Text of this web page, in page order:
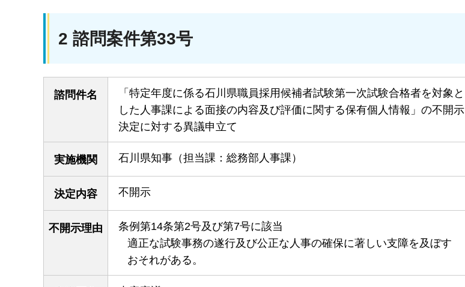
2 諮問案件第33号
諮問件名
「特定年度に係る石川県職員採用候補者試験第一次試験合格者を対象と
した人事課による面接の内容及び評価に関する保有個人情報」の不開示
決定に対する異議申立て
実施機関 石川県知事（担当課：総務部人事課）
決定内容 不開示
不開示理由
条例第14条第2号及び第7号に該当
適正な試験事務の遂行及び公正な人事の確保に著しい支障を及ぼす
おそれがある。